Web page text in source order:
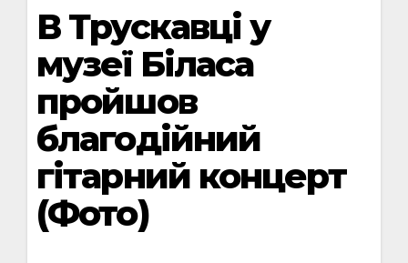
В Трускавці у
музеї Біласа
пройшов
благодійний
гітарний концерт
(Фото)